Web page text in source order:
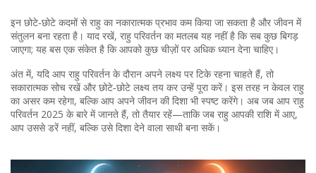
इन छोटे‑छोटे कदमों से राहु का नकारात्मक प्रभाव कम किया जा सकता है और जीवन में
संतुलन बना रहता है। याद रखें, राहु परिवर्तन का मतलब यह नहीं है कि सब कुछ बिगड़
जाएगा; यह बस एक संकेत है कि आपको कुछ चीज़ों पर अधिक ध्यान देना चाहिए।
अंत में, यदि आप राहु परिवर्तन के दौरान अपने लक्ष्य पर टिके रहना चाहते हैं, तो
सकारात्मक सोच रखें और छोटे‑छोटे लक्ष्य तय कर उन्हें पूरा करें। इस तरह न केवल राहु
का असर कम रहेगा, बल्कि आप अपने जीवन की दिशा भी स्पष्ट करेंगे। अब जब आप राहु
परिवर्तन 2025 के बारे में जानते हैं, तो तैयार रहें—ताकि जब राहु आपकी राशि में आए,
आप उससे डरें नहीं, बल्कि उसे दिशा देने वाला साथी बना सकें।